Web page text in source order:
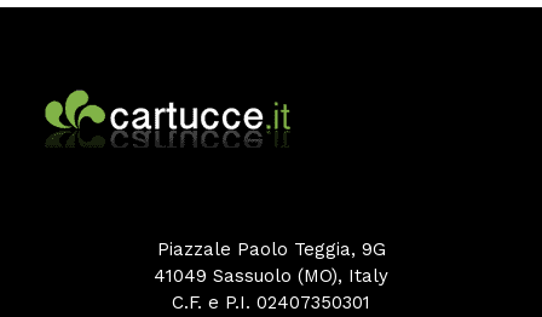
Piazzale Paolo Teggia, 9G
41049 Sassuolo (MO), Italy
C.F. e P.I. 02407350301